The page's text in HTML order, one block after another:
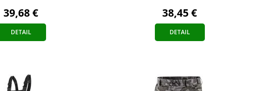
39,68 €
DETAIL
38,45 €
DETAIL